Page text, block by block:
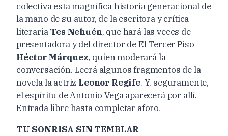
colectiva esta magnífica historia generacional de
la mano de su autor, de la escritora y crítica
literariaTes Nehuén, que hará las veces de
presentadora y del director de El Tercer Piso
Héctor Márquez, quien moderará la
conversación. Leerá algunos fragmentos de la
novela la actriz Leonor Regife. Y, seguramente,
el espíritu de Antonio Vega aparecerá por allí.
Entrada libre hasta completar aforo.
TU SONRISA SIN TEMBLAR